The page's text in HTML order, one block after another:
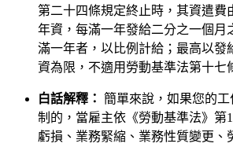
第二十四條規定終止時，其資遣費
年資，每滿一年發給二分之一個月
滿一年者，以比例計給；最高以發
資為限，不適用勞動基準法第十七
白話解釋： 簡單來說，如果您的
制的，當雇主依《勞動基準法》第
虧損、業務緊縮、業務性質變更、